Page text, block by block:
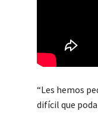
“Les hemos
difícil que